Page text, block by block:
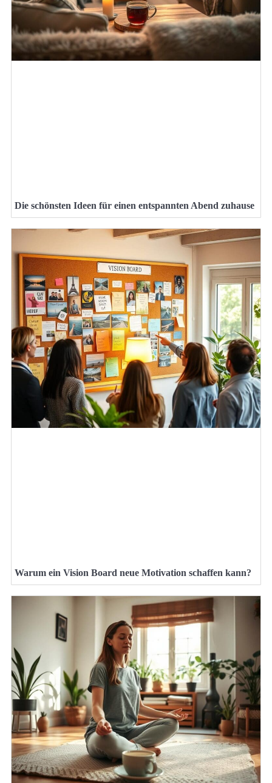
Die schönsten Ideen für einen entspannten Abend zuhause
Warum ein Vision Board neue Motivation schaffen kann?